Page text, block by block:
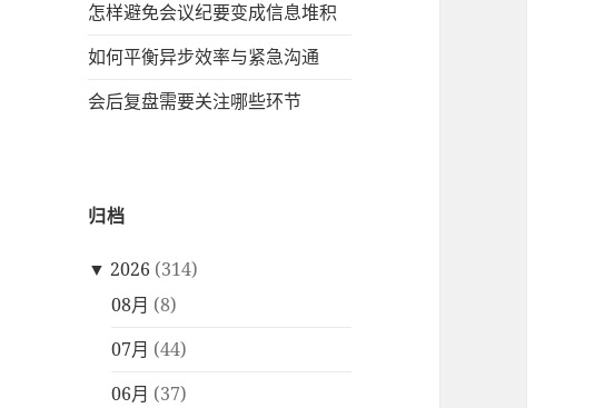
怎样避免会议纪要变成信息堆积
如何平衡异步效率与紧急沟通
会后复盘需要关注哪些环节
归档
▼ 2026 (314)
08月 (8)
07月 (44)
06月 (37)